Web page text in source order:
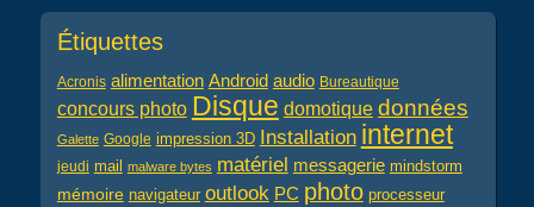
Étiquettes
Acronis alimentation Android audio Bureautique
concours photo Disque domotique données
Galette Google impression 3D Installation internet
jeudi mail malware bytes matériel messagerie mindstorm
mémoire navigateur outlook PC photo processeur